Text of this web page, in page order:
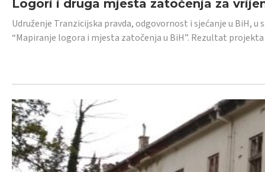
Logori i druga mjesta zatočenja za
Udruženje Tranzicijska pravda, odgovornost i sjećanje u BiH,
“Mapiranje logora i mjesta zatočenja u BiH”. Rezultat